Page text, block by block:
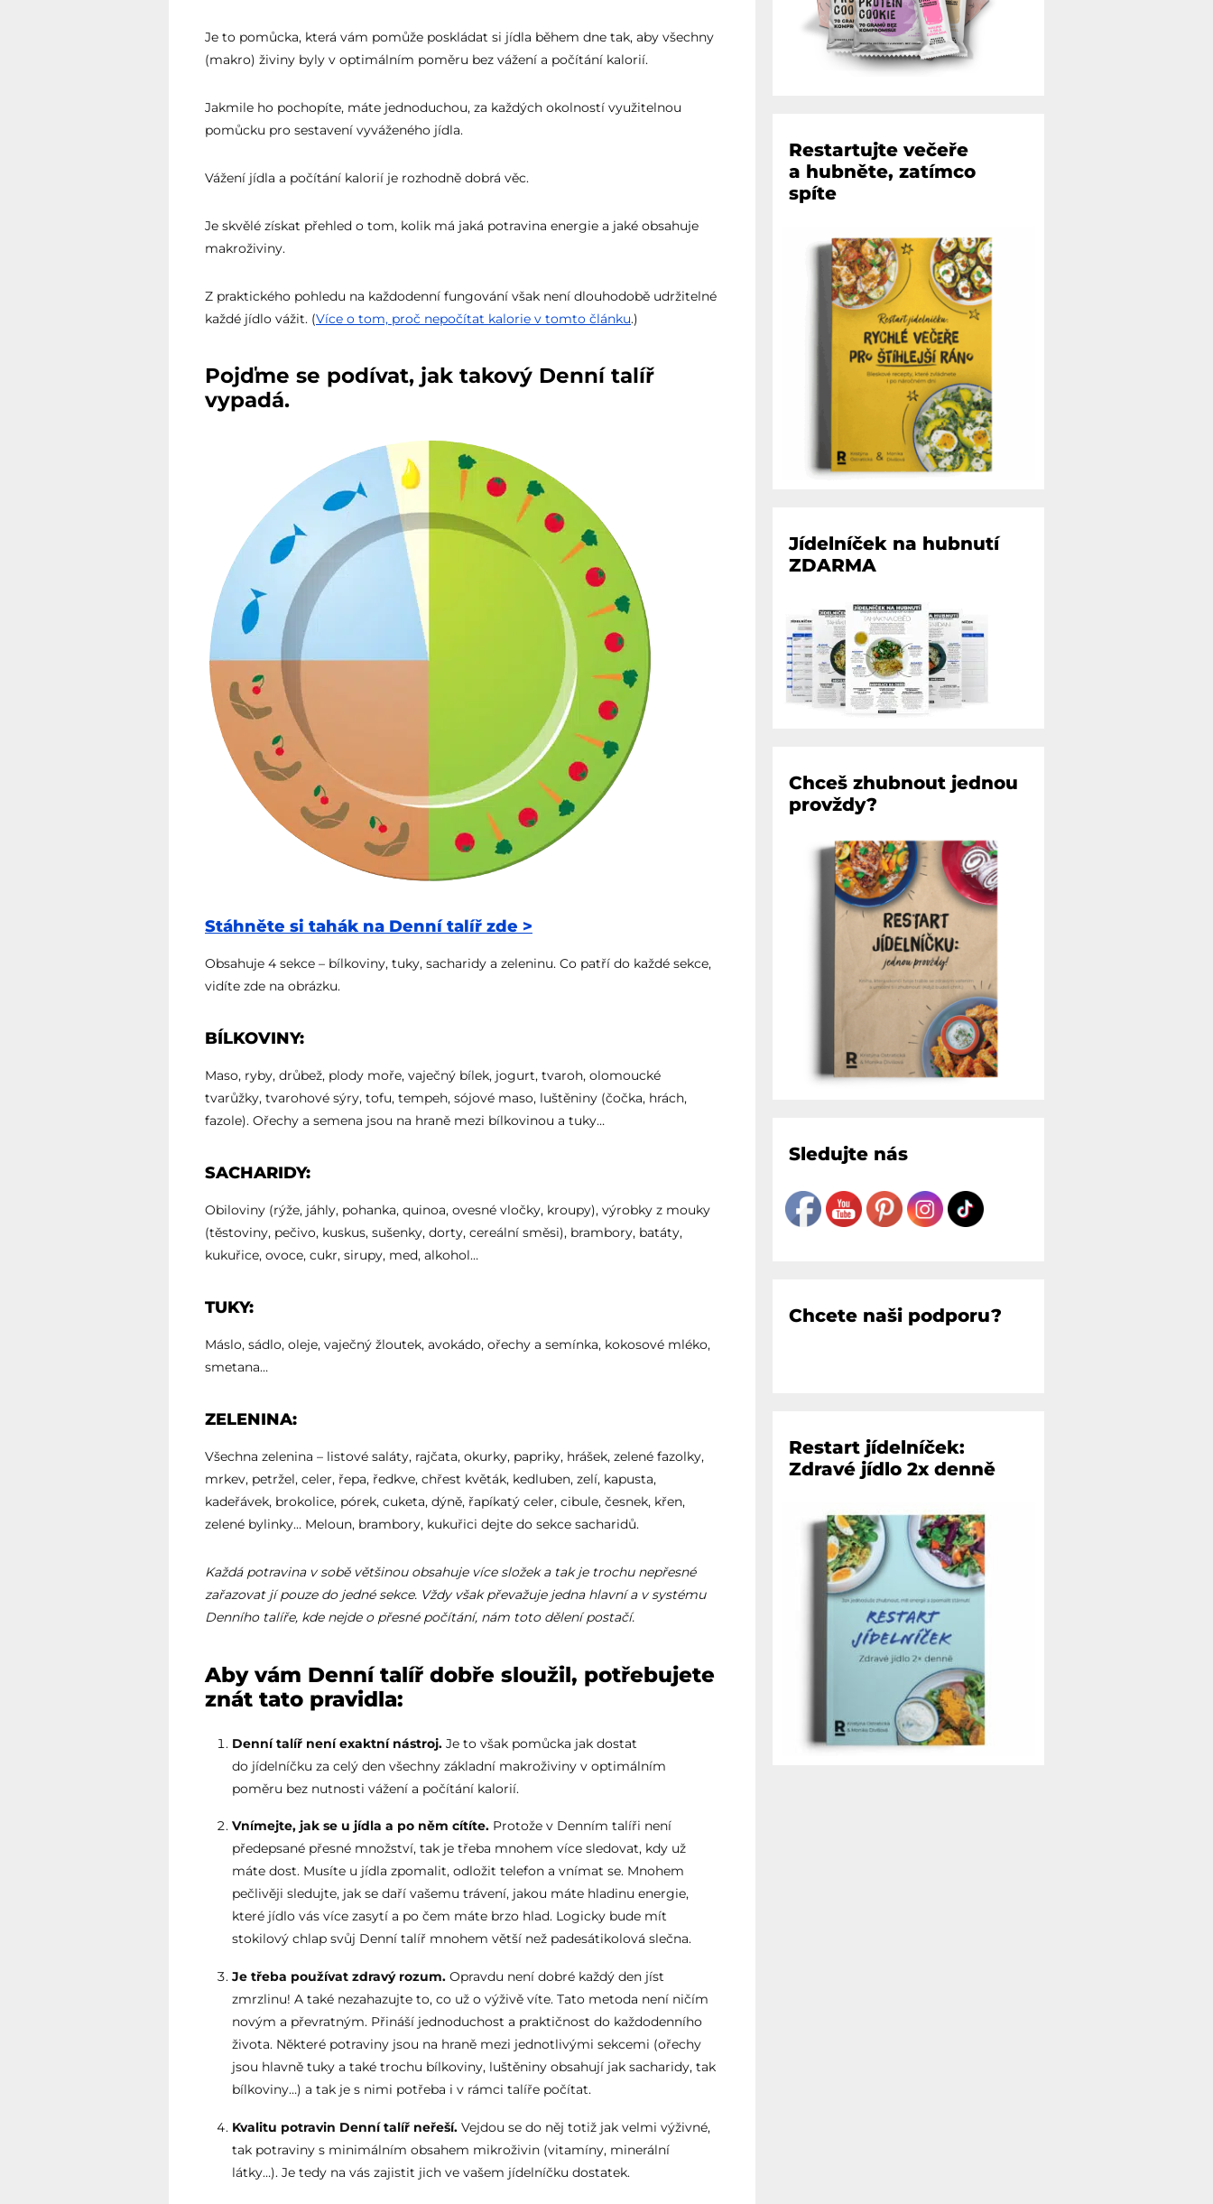
Je to pomůcka, která vám pomůže poskládat si jídla během dne tak, aby všechny
(makro) živiny byly v optimálním poměru bez vážení a počítání kalorií.
Jakmile ho pochopíte, máte jednoduchou, za každých okolností využitelnou
pomůcku pro sestavení vyváženého jídla.
Vážení jídla a počítání kalorií je rozhodně dobrá věc.
Je skvělé získat přehled o tom, kolik má jaká potravina energie a jaké obsahuje
makroživiny.
Z praktického pohledu na každodenní fungování však není dlouhodobě udržitelné
každé jídlo vážit. (Více o tom, proč nepočítat kalorie v tomto článku.)
Pojďme se podívat, jak takový Denní talíř
vypadá.
Stáhněte si tahák na Denní talíř zde >
Obsahuje 4 sekce – bílkoviny, tuky, sacharidy a zeleninu. Co patří do každé sekce,
vidíte zde na obrázku.
BÍLKOVINY:
Maso, ryby, drůbež, plody moře, vaječný bílek, jogurt, tvaroh, olomoucké
tvarůžky, tvarohové sýry, tofu, tempeh, sójové maso, luštěniny (čočka, hrách,
fazole). Ořechy a semena jsou na hraně mezi bílkovinou a tuky…
SACHARIDY:
Obiloviny (rýže, jáhly, pohanka, quinoa, ovesné vločky, kroupy), výrobky z mouky
(těstoviny, pečivo, kuskus, sušenky, dorty, cereální směsi), brambory, batáty,
kukuřice, ovoce, cukr, sirupy, med, alkohol…
TUKY:
Máslo, sádlo, oleje, vaječný žloutek, avokádo, ořechy a semínka, kokosové mléko,
smetana…
ZELENINA:
Všechna zelenina – listové saláty, rajčata, okurky, papriky, hrášek, zelené fazolky,
mrkev, petržel, celer, řepa, ředkve, chřest květák, kedluben, zelí, kapusta,
kadeřávek, brokolice, pórek, cuketa, dýně, řapíkatý celer, cibule, česnek, křen,
zelené bylinky… Meloun, brambory, kukuřici dejte do sekce sacharidů.
Každá potravina v sobě většinou obsahuje více složek a tak je trochu nepřesné
zařazovat jí pouze do jedné sekce. Vždy však převažuje jedna hlavní a v systému
Denního talíře, kde nejde o přesné počítání, nám toto dělení postačí.
Aby vám Denní talíř dobře sloužil, potřebujete
znát tato pravidla:
Denní talíř není exaktní nástroj. Je to však pomůcka jak dostat
do jídelníčku za celý den všechny základní makroživiny v optimálním
poměru bez nutnosti vážení a počítání kalorií.
Vnímejte, jak se u jídla a po něm cítíte. Protože v Denním talíři není
předepsané přesné množství, tak je třeba mnohem více sledovat, kdy už
máte dost. Musíte u jídla zpomalit, odložit telefon a vnímat se. Mnohem
pečlivěji sledujte, jak se daří vašemu trávení, jakou máte hladinu energie,
které jídlo vás více zasytí a po čem máte brzo hlad. Logicky bude mít
stokilový chlap svůj Denní talíř mnohem větší než padesátikolová slečna.
Je třeba používat zdravý rozum. Opravdu není dobré každý den jíst
zmrzlinu! A také nezahazujte to, co už o výživě víte. Tato metoda není ničím
novým a převratným. Přináší jednoduchost a praktičnost do každodenního
života. Některé potraviny jsou na hraně mezi jednotlivými sekcemi (ořechy
jsou hlavně tuky a také trochu bílkoviny, luštěniny obsahují jak sacharidy, tak
bílkoviny…) a tak je s nimi potřeba i v rámci talíře počítat.
Kvalitu potravin Denní talíř neřeší. Vejdou se do něj totiž jak velmi výživné,
tak potraviny s minimálním obsahem mikroživin (vitamíny, minerální
látky…). Je tedy na vás zajistit jich ve vašem jídelníčku dostatek.
Restartujte večeře
a hubněte, zatímco
spíte
Jídelníček na hubnutí
ZDARMA
Chceš zhubnout jednou
provždy?
Sledujte nás
Chcete naši podporu?
Restart jídelníček:
Zdravé jídlo 2x denně